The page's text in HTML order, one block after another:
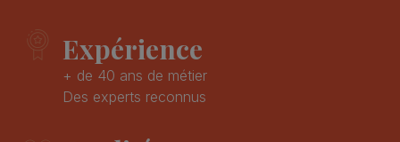
Expérience
+ de 40 ans de métier
Des experts reconnus